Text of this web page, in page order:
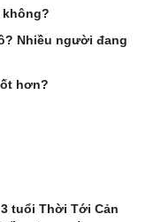
Nhiều người đang
hơn?
tuổi Thời Tới Cản